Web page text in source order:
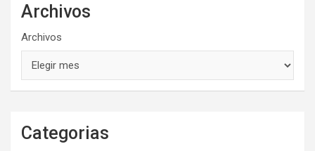
Archivos
Archivos
Categorias